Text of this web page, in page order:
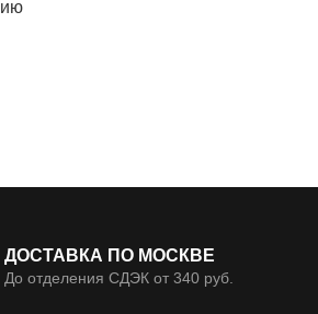
ДОСТАВКА ПО МОСКВЕ
До отделения СДЭК от 340 руб.